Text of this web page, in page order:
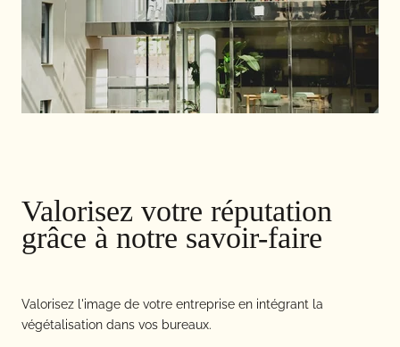
Valorisez votre réputation
grâce à notre savoir-faire
Valorisez l'image de votre entreprise en intégrant la
végétalisation dans vos bureaux.